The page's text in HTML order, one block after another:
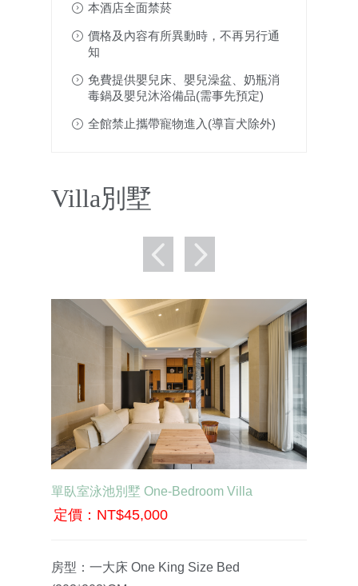
本酒店全面禁菸
價格及內容有所異動時，不再另行通
知
免費提供嬰兒床、嬰兒澡盆、奶瓶消
毒鍋及嬰兒沐浴備品(需事先預定)
全館禁止攜帶寵物進入(導盲犬除外)
Villa別墅
單臥室泳池別墅 One-Bedroom Villa
定價：NT$45,000
房型：一大床 One King Size Bed